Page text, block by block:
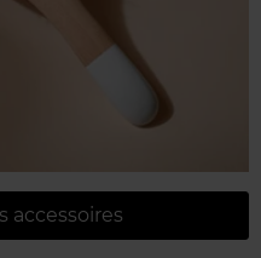
accessoires